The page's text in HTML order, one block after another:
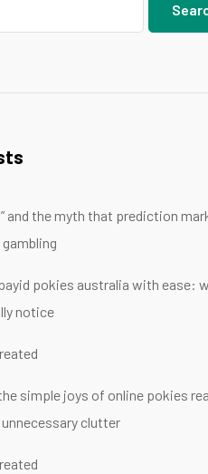
and the myth that prediction
pokies australia with ease:
notice
simple joys of online pokies
clutter